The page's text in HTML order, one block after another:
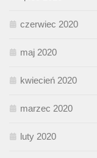
czerwiec 2020
maj 2020
kwiecień 2020
marzec 2020
luty 2020